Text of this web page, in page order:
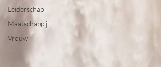
Leiderschap
Maatschappij
Vrouw